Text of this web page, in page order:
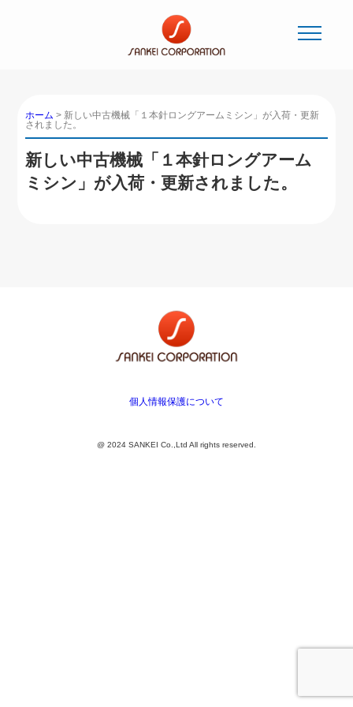
ホーム > 新しい中古機械「１本針ロングアームミシン」が入荷・更新
されました。
新しい中古機械「１本針ロングアーム
ミシン」が入荷・更新されました。
個人情報保護について
@ 2024 SANKEI Co.,Ltd All rights reserved.